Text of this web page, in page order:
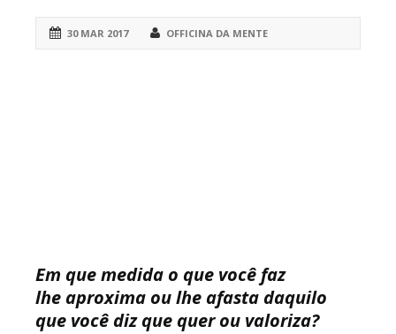
30 MAR 2017 OFFICINA DA MENTE
Em que medida o que você faz
lhe aproxima ou lhe afasta daquilo
que você diz que quer ou valoriza?